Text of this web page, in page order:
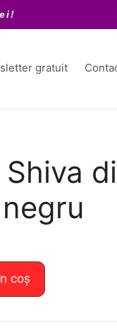
gratuit
coș